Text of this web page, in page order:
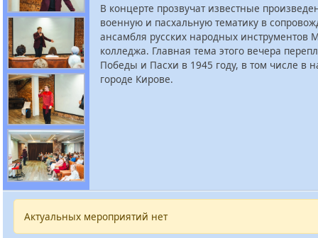
В концерте прозвучат известные
военную и пасхальную тематику в
ансамбля русских народных инструментов
колледжа. Главная тема этого вечера
Победы и Пасхи в 1945 году, в том числе в
городе Кирове.
Актуальных мероприятий нет